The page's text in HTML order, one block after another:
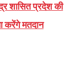
शासित प्रदेश की
करेंगे मतदान